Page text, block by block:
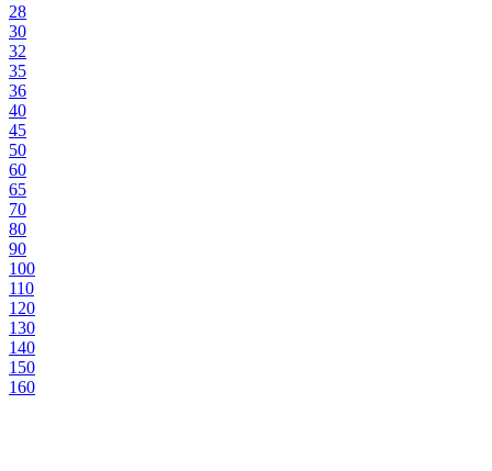
28
30
32
35
36
40
45
50
60
65
70
80
90
100
110
120
130
140
150
160